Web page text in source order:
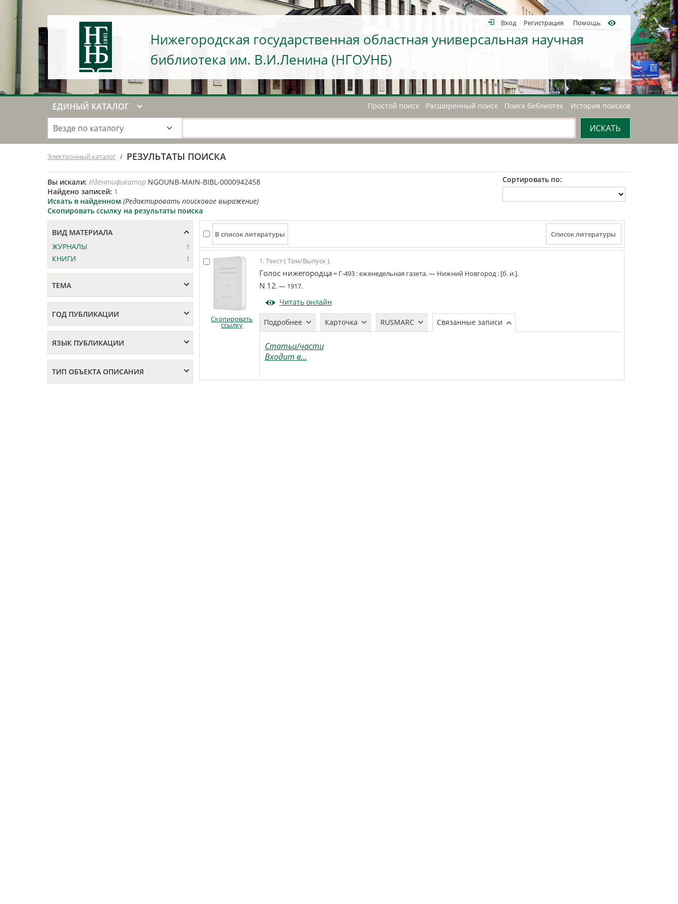
Вход Регистрация Помощь
Нижегородская государственная областная универсальная научная
библиотека им. В.И.Ленина (НГОУНБ)
ЕДИНЫЙ КАТАЛОГ Простой поиск Расширенный поиск Поиск библиотек История поисков
Везде по каталогу
Электронный каталог / РЕЗУЛЬТАТЫ ПОИСКА
Сортировать по:
Вы искали: Идентификатор NGOUNB-MAIN-BIBL-0000942458
Найдено записей: 1
Искать в найденном (Редактировать поисковое выражение)
Скопировать ссылку на результаты поиска
ВИД МАТЕРИАЛА
ЖУРНАЛЫ
1
КНИГИ 1
ТЕМА
ГОД ПУБЛИКАЦИИ
ЯЗЫК ПУБЛИКАЦИИ
ТИП ОБЪЕКТА ОПИСАНИЯ
Скопировать
ссылку
1. Текст ( Том/Выпуск ).
Голос нижегородца= Г-493 :еженедельная газета. —Нижний Новгород:[б. и.].
N 12. —1917.
Читать онлайн
Подробнее Карточка RUSMARC Связанные записи
Статьи/части
Входит в...